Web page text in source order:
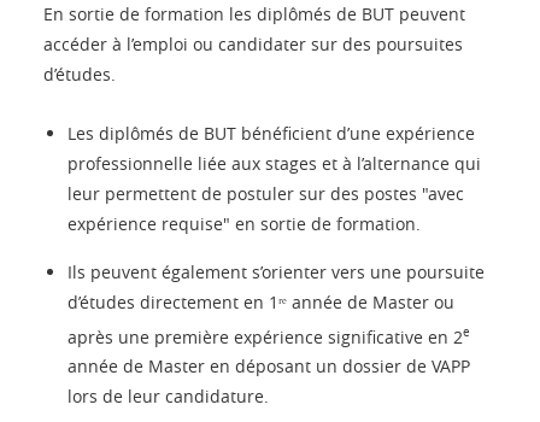
En sortie de formation les diplômés de BUT peuvent
accéder à l’emploi ou candidater sur des poursuites
d’études.
Les diplômés de BUT bénéficient d’une expérience
professionnelle liée aux stages et à l’alternance qui
leur permettent de postuler sur des postes "avec
expérience requise" en sortie de formation.
Ils peuvent également s’orienter vers une poursuite
d’études directement en 1ʳᵉ année de Master ou
après une première expérience significative en 2e
année de Master en déposant un dossier de VAPP
lors de leur candidature.